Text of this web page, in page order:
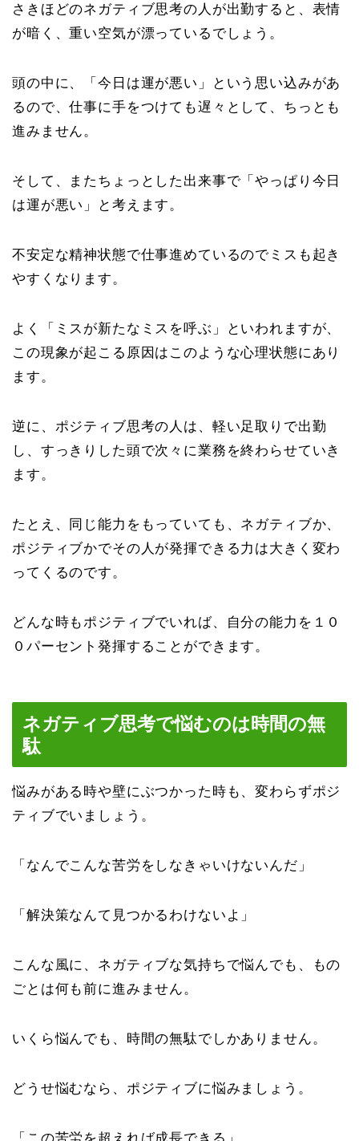
さきほどのネガティブ思考の人が出勤すると、表情
が暗く、重い空気が漂っているでしょう。
頭の中に、「今日は運が悪い」という思い込みがあ
るので、仕事に手をつけても遅々として、ちっとも
進みません。
そして、またちょっとした出来事で「やっぱり今日
は運が悪い」と考えます。
不安定な精神状態で仕事進めているのでミスも起き
やすくなります。
よく「ミスが新たなミスを呼ぶ」といわれますが、
この現象が起こる原因はこのような心理状態にあり
ます。
逆に、ポジティブ思考の人は、軽い足取りで出勤
し、すっきりした頭で次々に業務を終わらせていき
ます。
たとえ、同じ能力をもっていても、ネガティブか、
ポジティブかでその人が発揮できる力は大きく変わ
ってくるのです。
どんな時もポジティブでいれば、自分の能力を１０
０パーセント発揮することができます。
ネガティブ思考で悩むのは時間の無
駄
悩みがある時や壁にぶつかった時も、変わらずポジ
ティブでいましょう。
「なんでこんな苦労をしなきゃいけないんだ」
「解決策なんて見つかるわけないよ」
こんな風に、ネガティブな気持ちで悩んでも、もの
ごとは何も前に進みません。
いくら悩んでも、時間の無駄でしかありません。
どうせ悩むなら、ポジティブに悩みましょう。